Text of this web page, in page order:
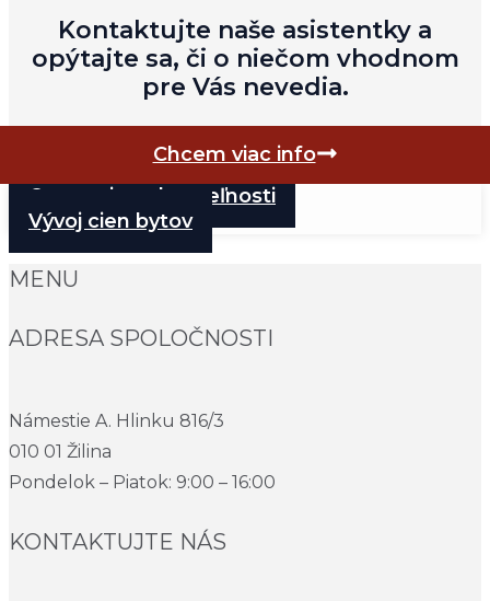
Kontaktujte naše asistentky a
opýtajte sa, či o niečom vhodnom
pre Vás nevedia.
Chcem viac info
Ocenenie nehnuteľnosti
Vývoj cien bytov
MENU
ADRESA SPOLOČNOSTI
Námestie A. Hlinku 816/3
010 01 Žilina
Pondelok – Piatok: 9:00 – 16:00
KONTAKTUJTE NÁS